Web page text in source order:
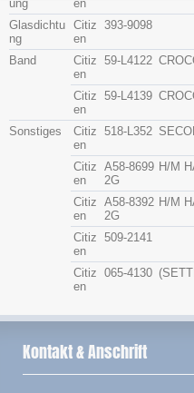
ung
en
Glasdichtu
ng
Citiz
en
393-9098
Band
Citiz
en
59-L4122
Citiz
en
59-L4139
Sonstiges
Citiz
en
518-L352
Citiz
en
A58-8699
2G
H/M
Citiz
en
A58-8392
2G
H/M
Citiz
en
509-2141
Citiz
en
065-4130
Kontakt & Anschrift